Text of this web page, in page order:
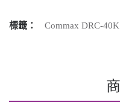
標籤： Commax DRC-